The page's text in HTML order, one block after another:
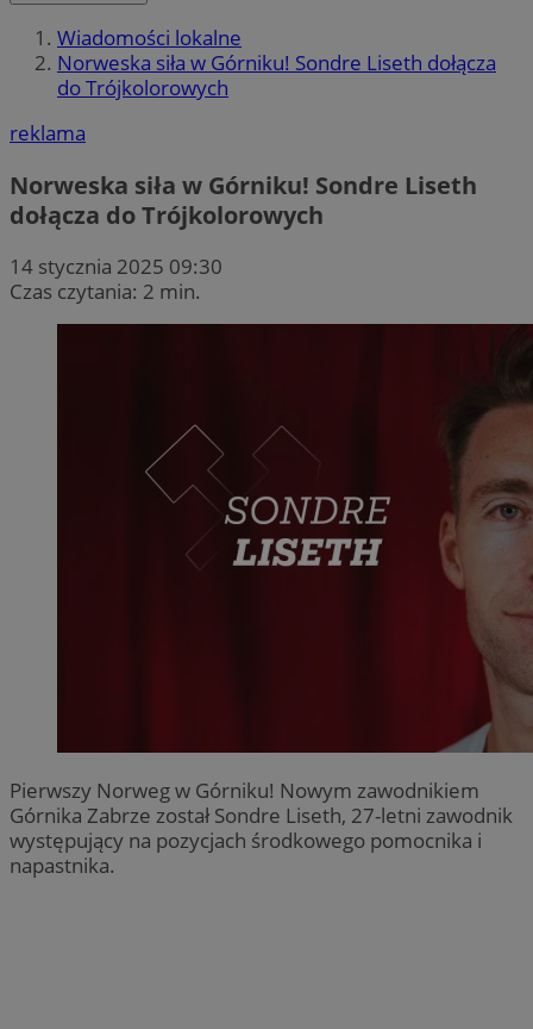
Wiadomości lokalne
Norweska siła w Górniku! Sondre Liseth dołącza
do Trójkolorowych
reklama
Norweska siła w Górniku! Sondre Liseth
dołącza do Trójkolorowych
14 stycznia 2025 09:30
Czas czytania: 2 min.
Pierwszy Norweg w Górniku! Nowym zawodnikiem
Górnika Zabrze został Sondre Liseth, 27-letni zawodnik
występujący na pozycjach środkowego pomocnika i
napastnika.